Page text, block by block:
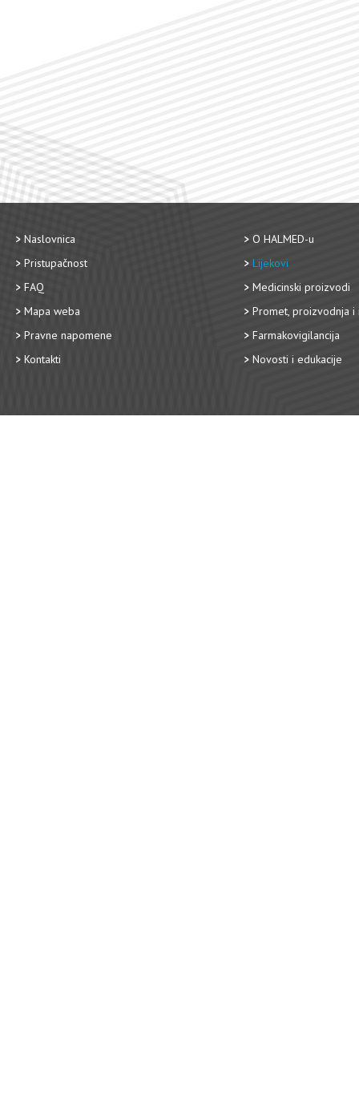
Naslovnica
Pristupačnost
FAQ
Mapa weba
Pravne napomene
Kontakti
O HALMED-u
Lijekovi
Medicinski proizvodi
Promet, proizvodnja i
Farmakovigilancija
Novosti i edukacije